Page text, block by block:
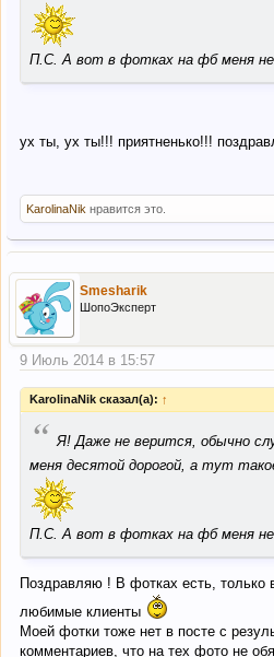
П.С. А вот в фотках на фб меня
ух ты, ух ты!!! приятненько!!!
KarolinaNik нравится это.
Smesharik
ШопоЭксперт
9 Июль 2014 в 15:57
KarolinaNik сказал(а): ↑
“ Я! Даже не верится, обычно
меня десятой дорогой, а тут
П.С. А вот в фотках на фб меня
Поздравляю ! В фотках есть, только
любимые клиенты
Моей фотки тоже нет в посте с
комментариев, что на тех фото не